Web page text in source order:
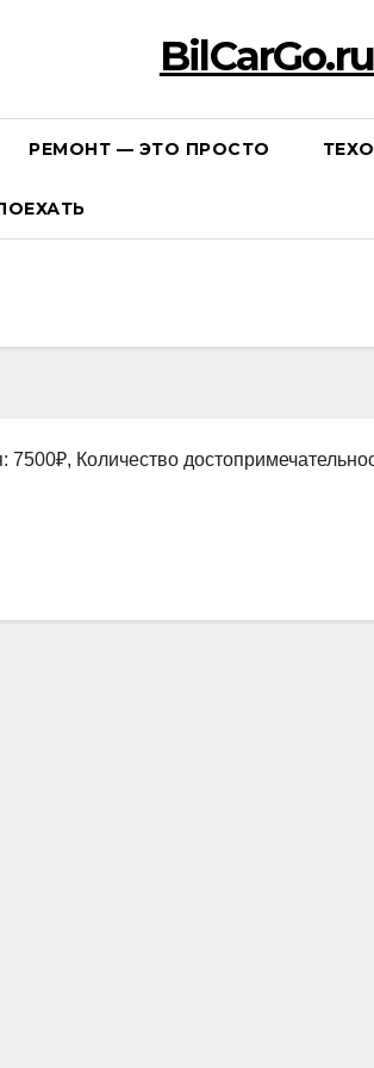
BilCarGo.ru
РЕМОНТ — ЭТО ПРОСТО
Количество